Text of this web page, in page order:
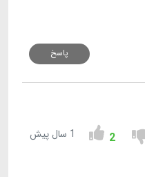
پاسخ
2 1 سال پیش